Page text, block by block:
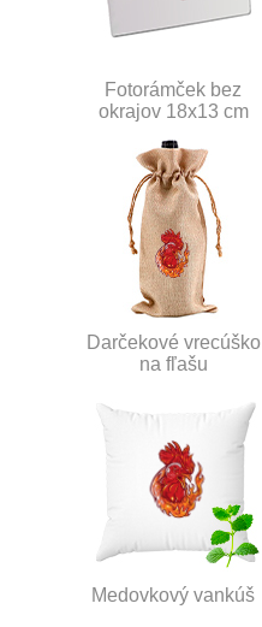
Fotorámček bez
okrajov 18x13 cm
Darčekové vrecúško
na fľašu
Medovkový vankúš